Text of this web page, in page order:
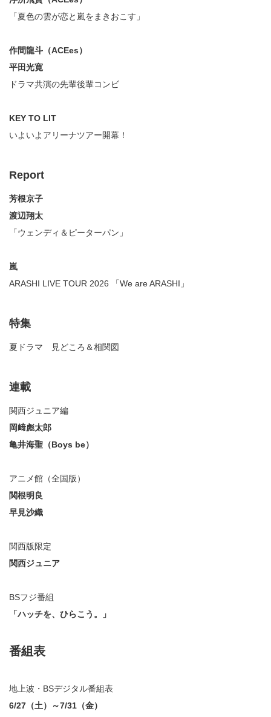
「夏色の雲が恋と嵐をまきおこす」
作間龍斗（ACEes）
平田光寛
ドラマ共演の先輩後輩コンビ
KEY TO LIT
いよいよアリーナツアー開幕！
Report
芳根京子
渡辺翔太
「ウェンディ＆ピーターパン」
嵐
ARASHI LIVE TOUR 2026 「We are ARASHI」
特集
夏ドラマ 見どころ＆相関図
連載
関西ジュニア編
岡﨑彪太郎
亀井海聖（Boys be）
アニメ館（全国版）
関根明良
早見沙織
関西版限定
関西ジュニア
BSフジ番組
「ハッチを、ひらこう。」
番組表
地上波・BSデジタル番組表
6/27（土）～7/31（金）